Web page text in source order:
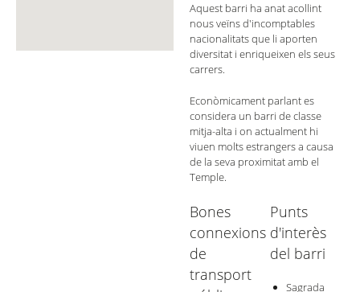
Aquest barri ha anat acollint
nous veïns d'incomptables
nacionalitats que li aporten
diversitat i enriqueixen els seus
carrers.
Econòmicament parlant es
considera un barri de classe
mitja-alta i on actualment hi
viuen molts estrangers a causa
de la seva proximitat amb el
Temple.
Bones
connexions
de
transport
Punts
d'interès
del barri
Sagrada